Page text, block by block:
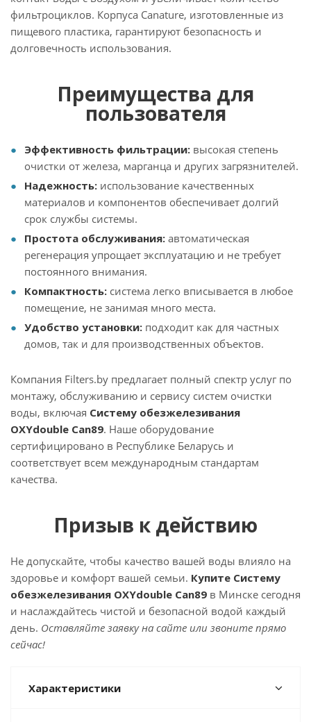
фильтроциклов. Корпуса Canature, изготовленные из
пищевого пластика, гарантируют безопасность и
долговечность использования.
Преимущества для
пользователя
Эффективность фильтрации: высокая степень
очистки от железа, марганца и других загрязнителей.
Надежность: использование качественных
материалов и компонентов обеспечивает долгий
срок службы системы.
Простота обслуживания: автоматическая
регенерация упрощает эксплуатацию и не требует
постоянного внимания.
Компактность: система легко вписывается в любое
помещение, не занимая много места.
Удобство установки: подходит как для частных
домов, так и для производственных объектов.
Компания Filters.by предлагает полный спектр услуг по
монтажу, обслуживанию и сервису систем очистки
воды, включая Систему обезжелезивания
OXYdouble Can89. Наше оборудование
сертифицировано в Республике Беларусь и
соответствует всем международным стандартам
качества.
Призыв к действию
Не допускайте, чтобы качество вашей воды влияло на
здоровье и комфорт вашей семьи. Купите Систему
обезжелезивания OXYdouble Can89 в Минске сегодня
и наслаждайтесь чистой и безопасной водой каждый
день. Оставляйте заявку на сайте или звоните прямо
сейчас!
Характеристики